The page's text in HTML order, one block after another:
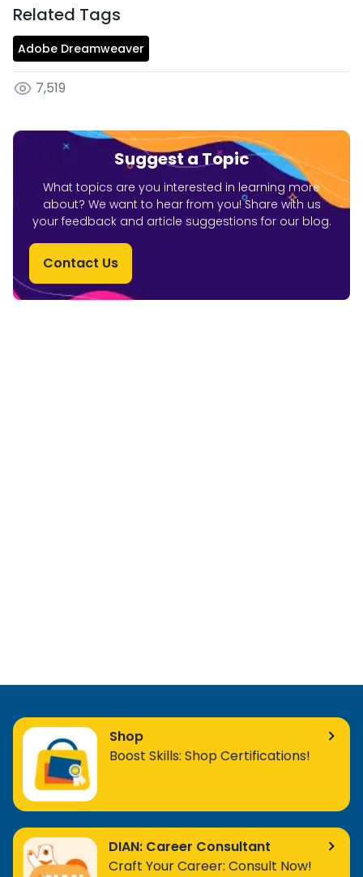
Related Tags
Adobe Dreamweaver
7,519
Suggest a Topic
What topics are you interested in learning more
about? We want to hear from you! Share with us
your feedback and article suggestions for our blog.
Contact Us
Shop
Boost Skills: Shop Certifications!
DIAN: Career Consultant
Craft Your Career: Consult Now!